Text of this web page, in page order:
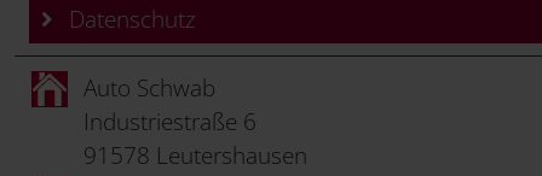
Datenschutz
Auto Schwab
Industriestraße 6
91578 Leutershausen